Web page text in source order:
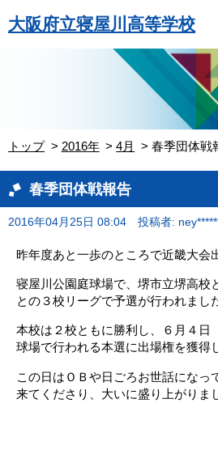
大阪府立寝屋川高等学校
トップ 2016年 4月 春季団体戦
春季団体戦報告
2016年04月25日 08:04 投稿者:
昨年度あと一歩のところで近畿大会
寝屋川公園庭球場で、堺市立堺高校
との３校リーグで予選が行われまし
本校は２校ともに勝利し、６月４日
球場で行われる本選に出場権を獲得
この日はＯＢや日ごろお世話になっ
来てくださり、大いに盛り上がりま